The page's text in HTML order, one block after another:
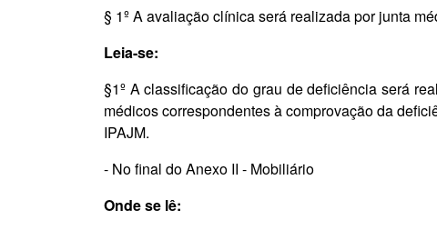
§ 1º A avaliação clínica será realizada por junta
Leia-se:
§1º A classificação do grau de deficiência será
médicos correspondentes à comprovação da
IPAJM.
- No final do Anexo II - Mobiliário
Onde se lê: